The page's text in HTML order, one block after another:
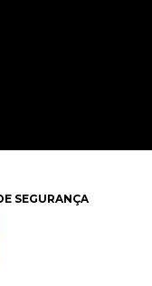
SEGURANÇA